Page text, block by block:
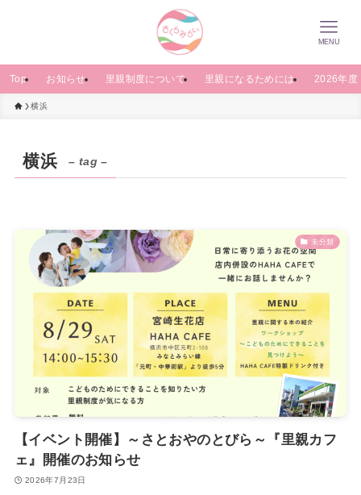
MENU
Top お知らせ 里親制度について 里親になるためには 2026年度
横浜
横浜 – tag –
未分類
【イベント開催】～さとおやのとびら～『里親カフ
ェ』開催のお知らせ
2026年7月23日